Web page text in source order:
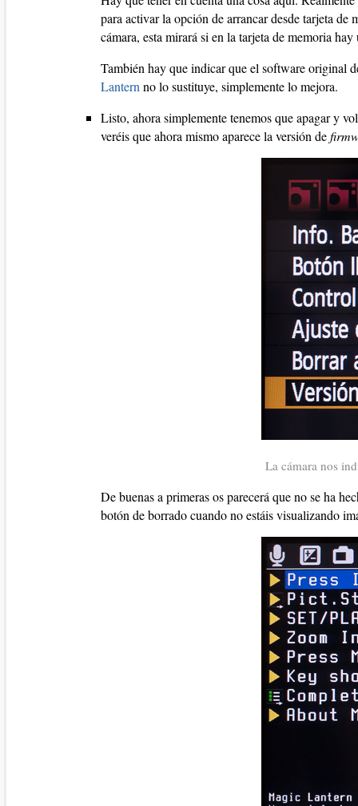
para activar la opción de arrancar desde tarjeta de
cámara, esta mirará si en la tarjeta de memoria
También hay que indicar que el software original
Lanternno lo sustituye, simplemente lo mejora.
Listo, ahora simplemente tenemos que apagar y
veréis que ahora mismo aparece la versión de
La cámara nos
De buenas a primeras os parecerá que no se ha
botón de borrado cuando no estáis visualizando